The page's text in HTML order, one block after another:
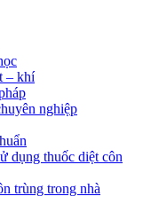
– khí
nghiệp
dụng thuốc diệt côn
trùng trong nhà